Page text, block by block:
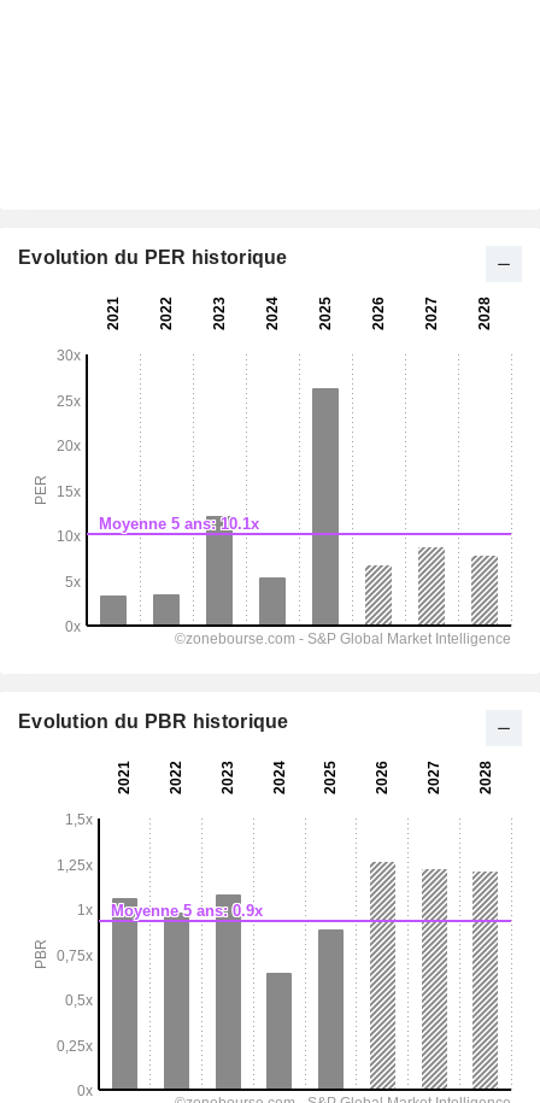
Evolution du PER historique
Evolution du PBR historique